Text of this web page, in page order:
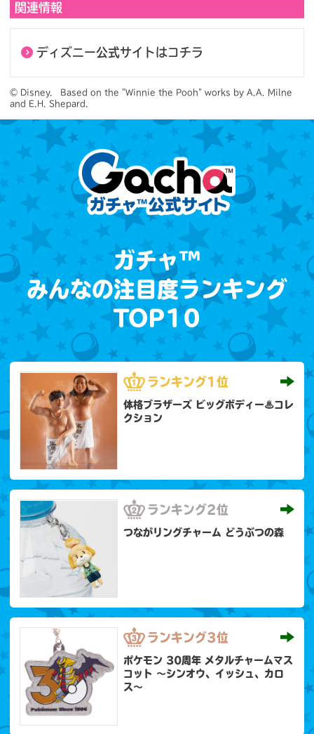
関連情報
ディズニー公式サイトはコチラ
© Disney.　Based on the "Winnie the Pooh" works by A.A. Milne
and E.H. Shepard.
ガチャ™
みんなの注目度ランキング
TOP10
ランキング1位
体格ブラザーズ ビッグボディー♨コレ
クション
ランキング2位
つながリングチャーム どうぶつの森
ランキング3位
ポケモン 30周年 メタルチャームマス
コット 〜シンオウ、イッシュ、カロ
ス〜